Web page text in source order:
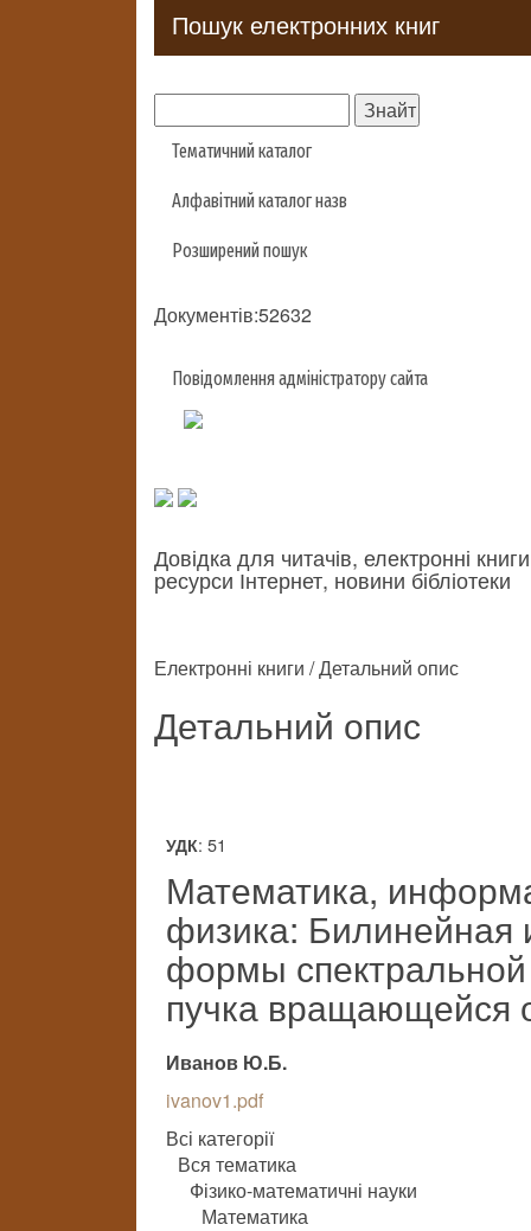
Пошук електронних книг
Тематичний каталог
Алфавітний каталог назв
Розширений пошук
Документів:52632
Повідомлення адміністратору сайта
Довідка для читачів, електронні
ресурси Інтернет, новини бібліотеки
Електронні книги / Детальний опис
Детальний опис
УДК: 51
Математика,
физика:
формы
пучка вращающейся
Иванов Ю.Б.
ivanov1.pdf
Всі категорії
Вся тематика
Фізико-математичні науки
Математика